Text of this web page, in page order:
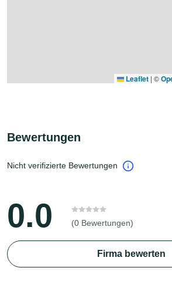
Leaflet | ©
Bewertungen
Nicht verifizierte Bewertungen
0.0 (0 Bewertungen)
Firma bewerten